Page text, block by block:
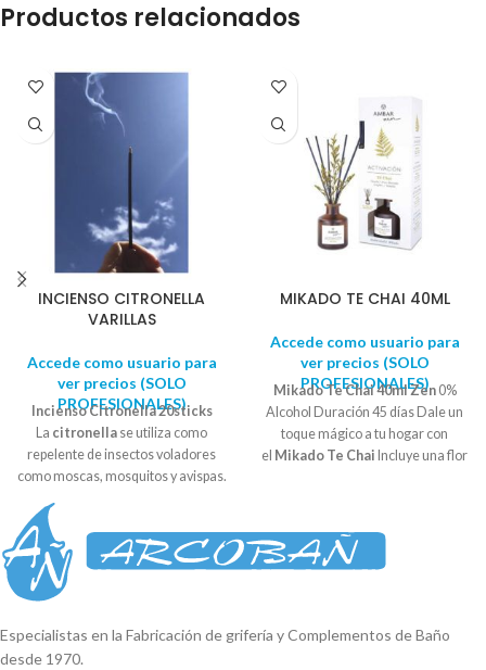
Productos relacionados
INCIENSO CITRONELLA
VARILLAS
Accede como usuario para
ver precios (SOLO
PROFESIONALES)
Incienso Citronella 20sticks
La citronella se utiliza como
repelente de insectos voladores
como moscas, mosquitos y avispas.
enmascarando otros olores que
son atractivos para los insectos y de
esta forma el insecto no se acerca.
Incienso Citronela para disfrutar de
unaroma cítrico
en el ambiente dejando un
agradable olor.
MIKADO TE CHAI 40ML
Accede como usuario para
ver precios (SOLO
PROFESIONALES)
Mikado Te Chai 40ml Zen0%
Alcohol Duración 45 días Dale un
toque mágico a tu hogar con
el Mikado Te Chai Incluye una flor
hasta la última gota. Con notas
olfativas de canela, nuez moscada,
Especialistas en la Fabricación de grifería y Complementos de Baño
desde 1970.